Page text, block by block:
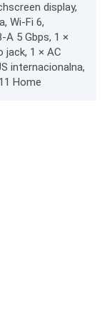
display,
Wi-Fi 6,
5 Gbps, 1 ×
jack, 1 × AC
internacionalna,
Home